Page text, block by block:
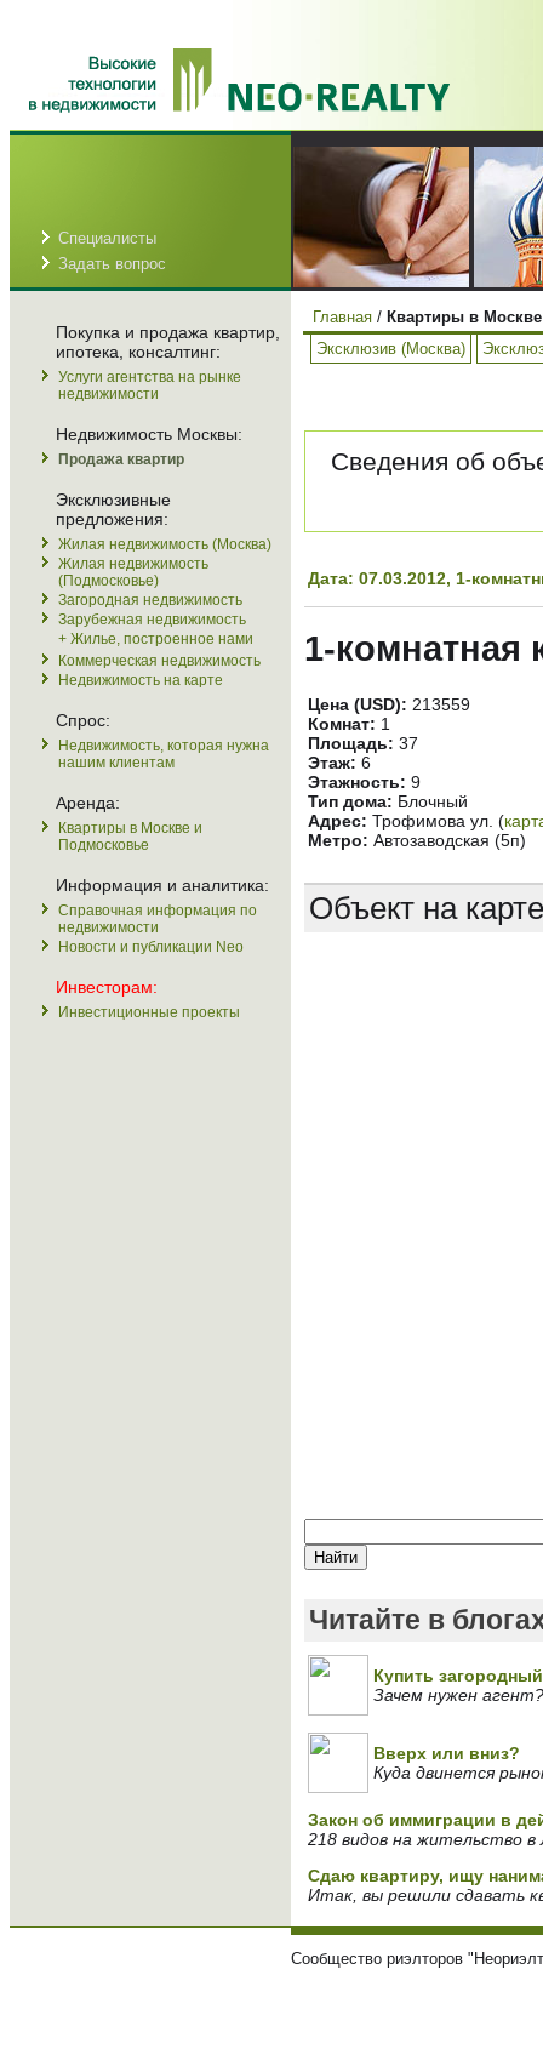
Специалисты
Задать вопрос
Покупка и продажа квартир,
ипотека, консалтинг:
Услуги агентства на рынке
недвижимости
Недвижимость Москвы:
Продажа квартир
Эксклюзивные
предложения:
Жилая недвижимость (Москва)
Жилая недвижимость
(Подмосковье)
Загородная недвижимость
Зарубежная недвижимость
+ Жилье, построенное нами
Коммерческая недвижимость
Недвижимость на карте
Спрос:
Недвижимость, которая нужна
нашим клиентам
Аренда:
Квартиры в Москве и
Подмосковье
Информация и аналитика:
Справочная информация по
недвижимости
Новости и публикации Neo
Инвесторам:
Инвестиционные проекты
Главная / Квартиры в
Эксклюзив (Москва)
Сведения об
Дата: 07.03.2012, 1-
1-комнатная
Цена (USD): 213559
Комнат: 1
Площадь: 37
Этаж: 6
Этажность: 9
Тип дома: Блочный
Адрес: Трофимова ул. (
Метро: Автозаводская (5п)
Объект на карте
Читайте в
Купить
Зачем нужен агент?
Вверх или вниз?
Куда двинется
Закон об иммиграции в
218 видов на жительство
Сдаю квартиру, ищу
Итак, вы решили сдавать
Сообщество риэлторов